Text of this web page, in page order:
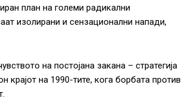
план на големи радикални
изолирани и сензационални напади,
на постојана закана – стратегија
на 1990-тите, кога борбата против